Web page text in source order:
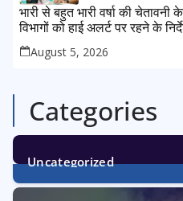
भारी से बहुत भारी वर्षा की
विभागों को हाई अलर्ट पर रहने के
August 5, 2026
Categories
Uncategorized
1